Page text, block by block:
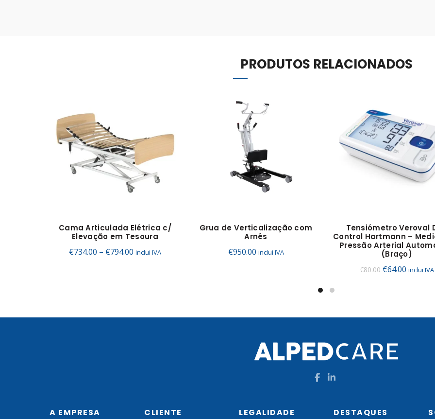
PRODUTOS RELACIONADOS
Cama Articulada Elétrica c/
Elevação em Tesoura
€734.00 – €794.00 Price
inclui IVA
Grua de Verticalização com
Arnês
€950.00 inclui IVA
Tensiómetro Veroval
Control Hartmann –
Pressão Arterial
(Braço)
€80.00 O
€80.00.
€64.00O
€64.00.
inclui IVA
A EMPRESA CLIENTE LEGALIDADE DESTAQUES